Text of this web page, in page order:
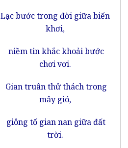
Lạc bước trong đời giữa biển
khơi,
niềm tin khắc khoải bước
chơi vơi.
Gian truân thử thách trong
mây gió,
giông tố gian nan giữa đất
trời.